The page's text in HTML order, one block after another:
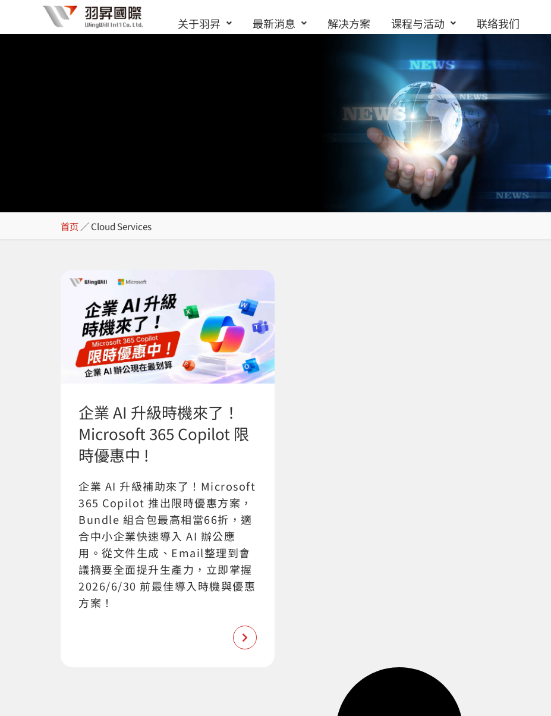
至
关于羽昇 最新消息 解决方案 课程与活动 联络我们
Cloud Services
首页 ／Cloud Services
企業 AI 升級時機來了！
Microsoft 365 Copilot 限
時優惠中 !
企業 AI 升級補助來了！Microsoft
365 Copilot 推出限時優惠方案，
Bundle 組合包最高相當66折，適
合中小企業快速導入 AI 辦公應
用。從文件生成、Email整理到會
議摘要全面提升生產力，立即掌握
2026/6/30 前最佳導入時機與優惠
方案！